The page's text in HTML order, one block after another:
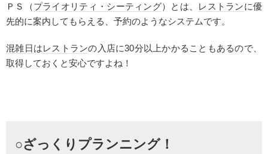
ＰＳ（プライオリティ・シーティング）とは、 レストランに優
先的に案内してもらえる、予約のようなシステムです。
混雑日はレストランの入店に30分以上かかることもあるので、
取得しておくと安心ですよね！
○ざっくりプランニング！